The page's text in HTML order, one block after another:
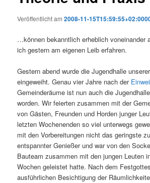
Veröffentlicht am2008-11-
…können bekanntlich erheblich voneinander
ich gestern am eigenen Leib erfahren.
Gestern abend wurde die Jugendhalle
eingeweiht. Genau vier Jahre nach der
Gemeinderäume ist nun auch die
worden. Wir feierten zusammen mit der
von Gästen, Freunden und Horden junger
letzten Wochenenden so viel unterwegs
mit den Vorbereitungen nicht das geringste
entspannter Genießer und war von den
Bauteam zusammen mit den jungen Leuten
Wochen geleistet hatte. Nach dem
ausführlichen Besichtigung der